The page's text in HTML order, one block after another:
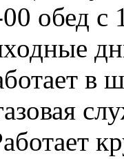
обед
в